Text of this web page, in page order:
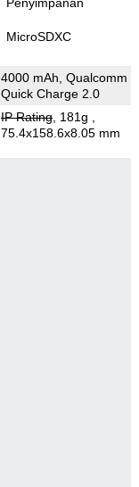
MicroSDXC
4000 mAh, Qualcomm
Quick Charge 2.0
IP Rating, 181g
75.4x158.6x8.05 mm